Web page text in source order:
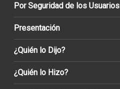
Por Seguridad de los Usuarios
Presentación
¿Quién lo Dijo?
¿Quién lo Hizo?